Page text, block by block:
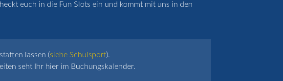
euch in die Fun Slots ein und kommt mit uns in den
lassen (siehe Schulsport).
seht Ihr hier im Buchungskalender.